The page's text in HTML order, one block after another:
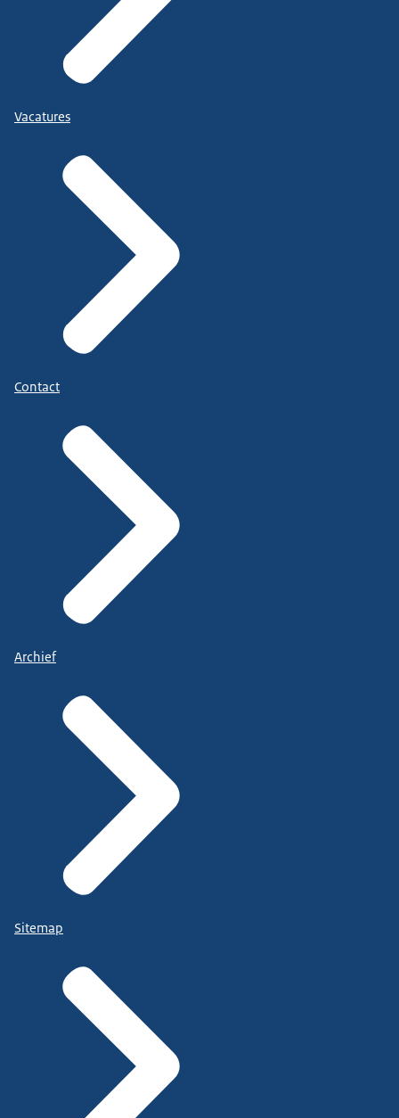
Vacatures
Contact
Archief
Sitemap